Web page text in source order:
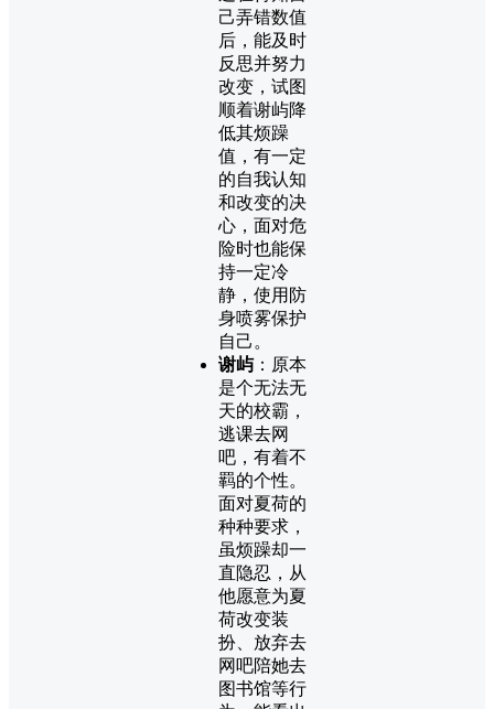
己弄错数值
后，能及时
反思并努力
改变，试图
顺着谢屿降
低其烦躁
值，有一定
的自我认知
和改变的决
心，面对危
险时也能保
持一定冷
静，使用防
身喷雾保护
自己。
谢屿：原本
是个无法无
天的校霸，
逃课去网
吧，有着不
羁的个性。
面对夏荷的
种种要求，
虽烦躁却一
直隐忍，从
他愿意为夏
荷改变装
扮、放弃去
网吧陪她去
图书馆等行